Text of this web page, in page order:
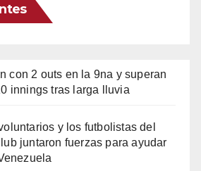
con 2 outs en la 9na y superan
innings tras larga lluvia
y los futbolistas del
juntaron fuerzas para ayudar